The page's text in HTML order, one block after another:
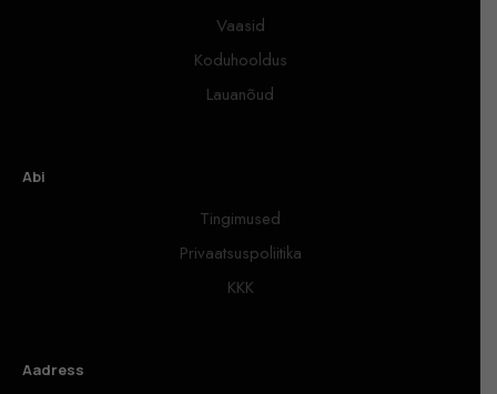
Vaasid
Koduhooldus
Lauanõud
Abi
Tingimused
Privaatsuspoliitika
KKK
Aadress